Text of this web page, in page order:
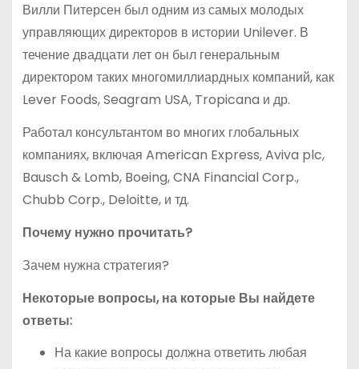
Вилли Питерсен был одним из самых молодых
управляющих директоров в истории Unilever. В
течение двадцати лет он был генеральным
директором таких многомиллиардных компаний, как
Lever Foods, Seagram USA, Tropicana и др.
Работал консультантом во многих глобальных
компаниях, включая American Express, Aviva plc,
Bausch & Lomb, Boeing, CNA Financial Corp.,
Chubb Corp., Deloitte, и тд.
Почему нужно прочитать?
Зачем нужна стратегия?
Некоторые вопросы, на которые Вы найдете
ответы:
На какие вопросы должна ответить любая